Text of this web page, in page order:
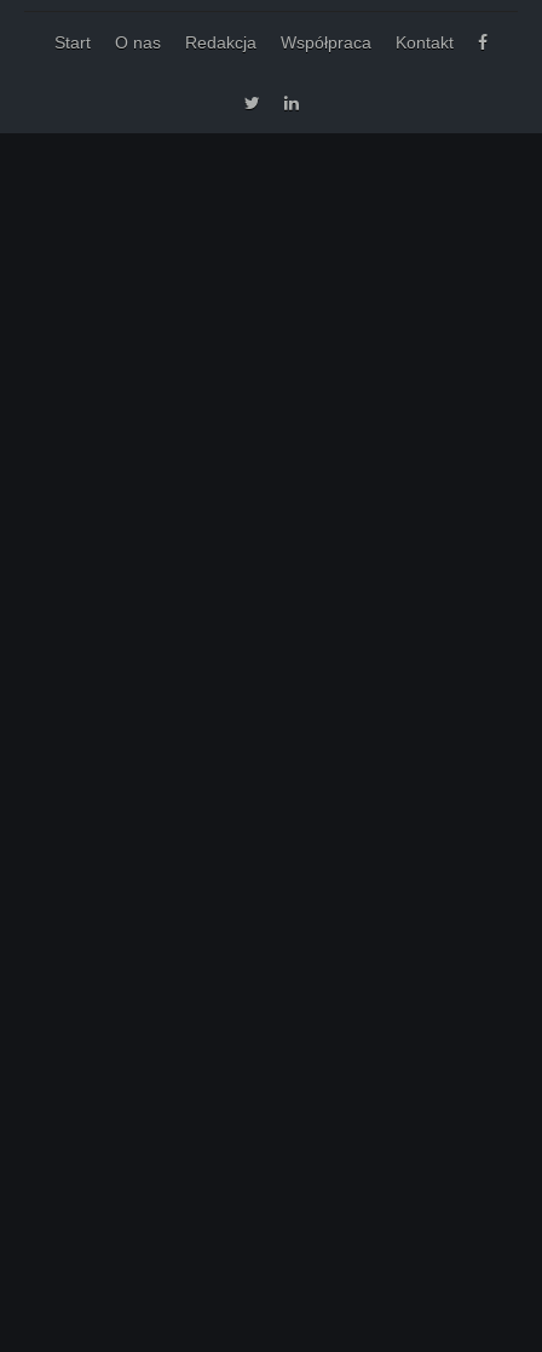
Start O nas Redakcja Współpraca Kontakt